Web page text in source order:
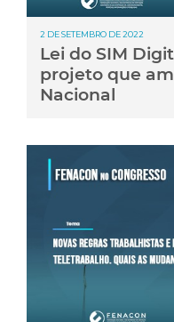
2 DE SETEMBRO DE 2022
Lei do SIM
projeto que
Nacional